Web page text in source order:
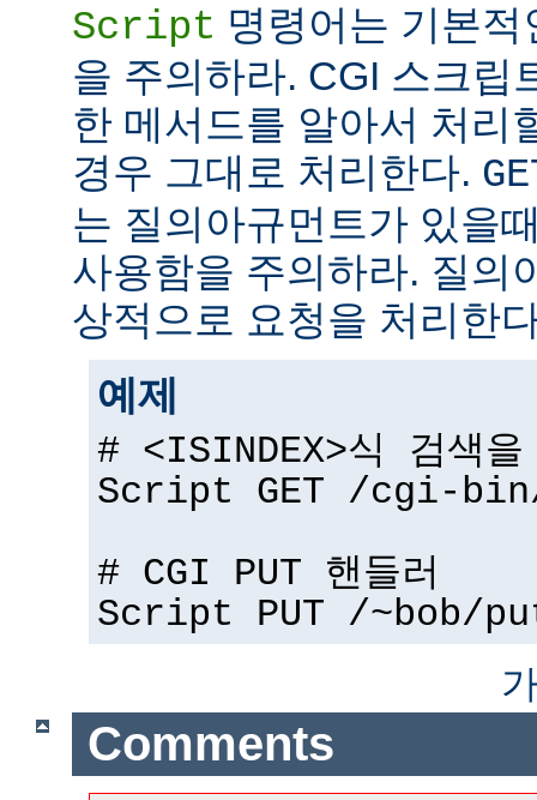
Script 명령어는 기본
을 주의하라. CGI 스크립
한 메서드를 알아서 처리
경우 그대로 처리한다.
는 질의아규먼트가 있을
사용함을 주의하라. 질의
상적으로 요청을 처리한
예제
# <ISINDEX>식 검색
Script GET /cgi-
# CGI PUT 핸들러
Script PUT /~bob/
Comments